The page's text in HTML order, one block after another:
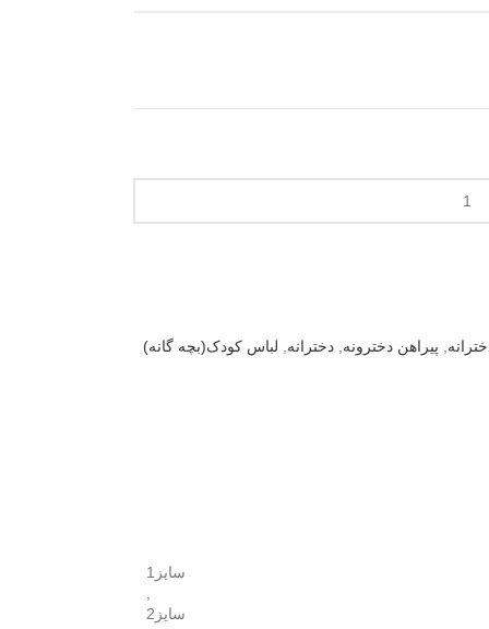
پیراهن دخترونه دخترانه
لباس کودک(بچه گانه)
سایز1
سایز2